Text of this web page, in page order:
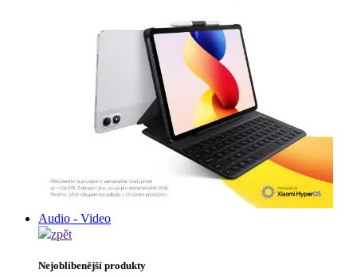
Audio - Video
zpět
Nejoblíbenější produkty